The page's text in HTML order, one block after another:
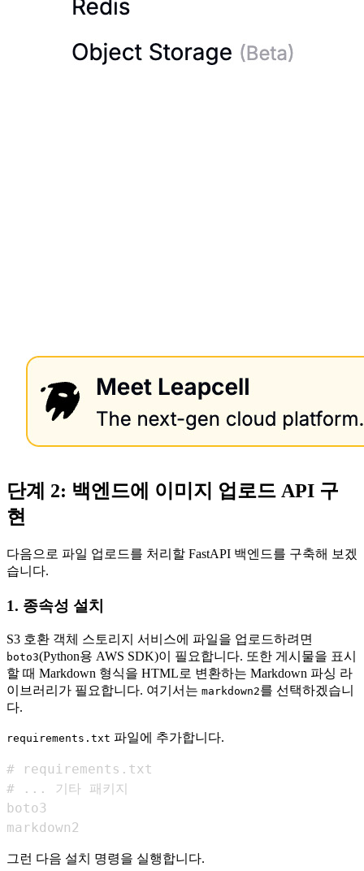
단계 2: 백엔드에 이미지 업로드 API 구
현
다음으로 파일 업로드를 처리할 FastAPI 백엔드를 구축해 보겠
습니다.
1. 종속성 설치
S3 호환 객체 스토리지 서비스에 파일을 업로드하려면
boto3(Python용 AWS SDK)이 필요합니다. 또한 게시물을 표시
할 때 Markdown 형식을 HTML로 변환하는 Markdown 파싱 라
이브러리가 필요합니다. 여기서는 markdown2를 선택하겠습니
다.
requirements.txt 파일에 추가합니다.
markdown2
그런 다음 설치 명령을 실행합니다.